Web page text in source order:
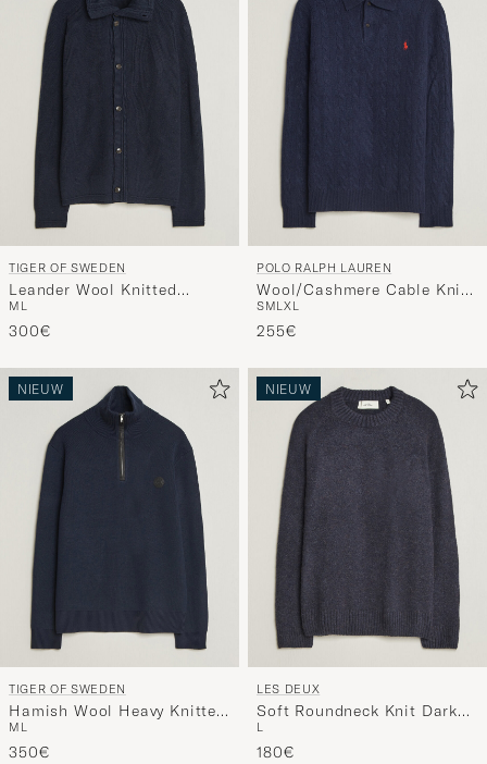
TIGER OF SWEDEN
Leander Wool Knitted
Cardigan Night Grape
M L
300€
POLO RALPH LAUREN
Wool/Cashmere Cable Knit
Polo Hunter Navy
SMLXL
255€
NIEUW
TIGER OF SWEDEN
Hamish Wool Heavy Knitted
Half Zip Night Grape
M L
350€
NIEUW
LES DEUX
Soft Roundneck Knit Dark
Navy
L
180€